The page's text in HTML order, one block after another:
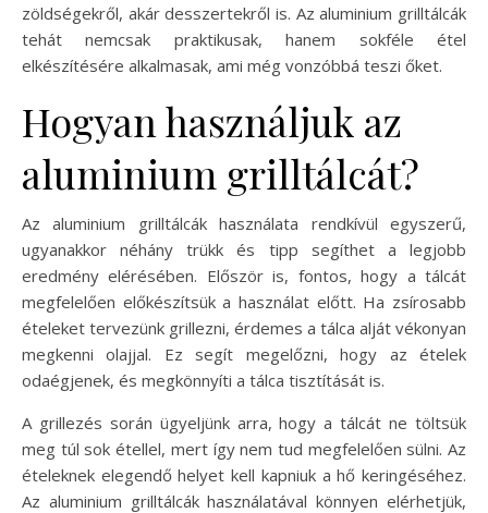
zöldségekről, akár desszertekről is. Az aluminium grilltálcák
tehát nemcsak praktikusak, hanem sokféle étel
elkészítésére alkalmasak, ami még vonzóbbá teszi őket.
Hogyan használjuk az
aluminium grilltálcát?
Az aluminium grilltálcák használata rendkívül egyszerű,
ugyanakkor néhány trükk és tipp segíthet a legjobb
eredmény elérésében. Először is, fontos, hogy a tálcát
megfelelően előkészítsük a használat előtt. Ha zsírosabb
ételeket tervezünk grillezni, érdemes a tálca alját vékonyan
megkenni olajjal. Ez segít megelőzni, hogy az ételek
odaégjenek, és megkönnyíti a tálca tisztítását is.
A grillezés során ügyeljünk arra, hogy a tálcát ne töltsük
meg túl sok étellel, mert így nem tud megfelelően sülni. Az
ételeknek elegendő helyet kell kapniuk a hő keringéséhez.
Az aluminium grilltálcák használatával könnyen elérhetjük,